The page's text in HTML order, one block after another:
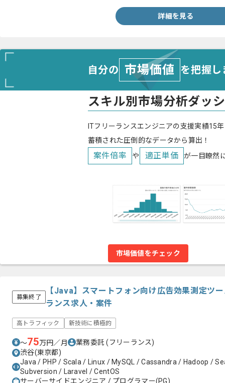
詳細を見る
自分の 市場価値 を把握
スキル別市場分析ダッ
ITフリーランスエンジニアの支援実績15
蓄積された圧倒的なデータから算出！
案件倍率 や 適正単価 が一目瞭然
市場価値をチェック
募集終了
【Java】スマートフォン向け広告効果測定ツ
ランス求人・案件
高トラフィック 新技術に積極的
〜75万円／月 業務委託(フリーランス)
渋谷(東京都)
Java / PHP / Scala / Linux / MySQL / Cassandra / Hadoop /
Subversion / Laravel / CentOS
サーバーサイドエンジニア / プログラマー(PG)